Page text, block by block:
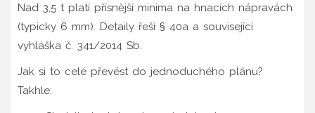
Nad 3,5 t platí přísnější minima na hnacích nápravách
(typicky 6 mm). Detaily řeší § 40a a související
vyhláška č. 341/2014 Sb.
Jak si to celé převést do jednoduchého plánu?
Takhle: